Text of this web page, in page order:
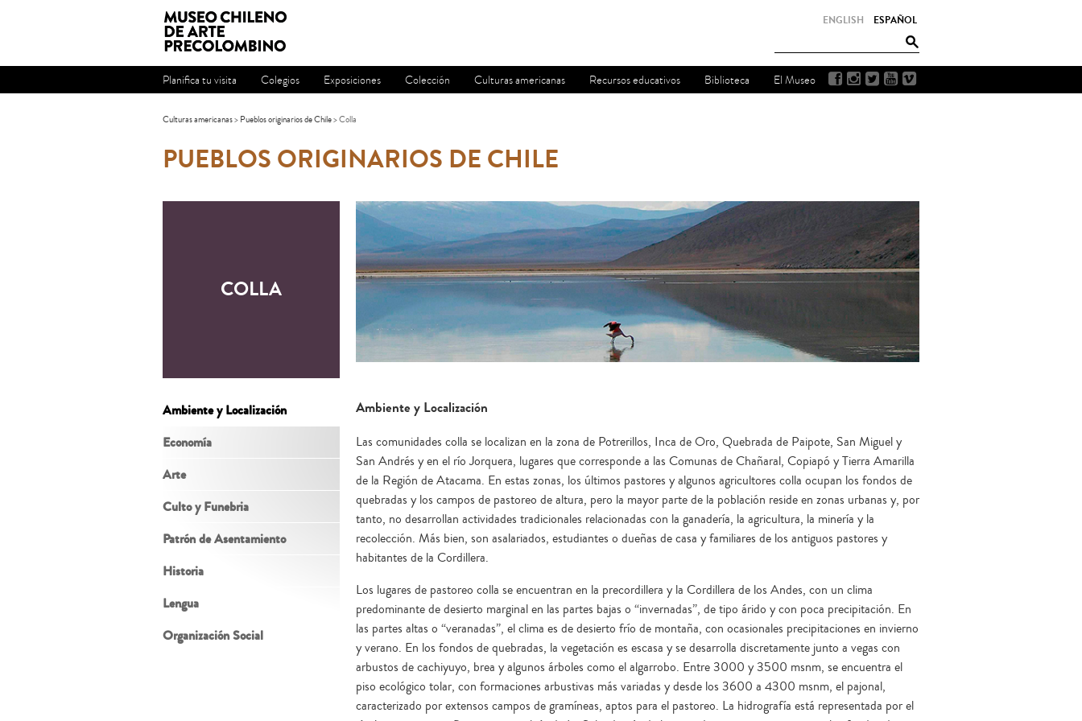
ESPAÑOL
ENGLISH
Planifica tu visita Colegios Exposiciones Colección Culturas americanas Recursos educativos Biblioteca El Museo
Culturas americanas> Pueblos originarios de Chile> Colla
PUEBLOS ORIGINARIOS DE CHILE
COLLA
Ambiente y Localización
Economía
Arte
Culto y Funebria
Patrón de Asentamiento
Historia
Lengua
Organización Social
Ambiente y Localización
Las comunidades colla se localizan en la zona de Potrerillos, Inca de Oro, Quebrada de Paipote, San Miguel y
San Andrés y en el río Jorquera, lugares que corresponde a las Comunas de Chañaral, Copiapó y Tierra Amarilla
de la Región de Atacama. En estas zonas, los últimos pastores y algunos agricultores colla ocupan los fondos de
quebradas y los campos de pastoreo de altura, pero la mayor parte de la población reside en zonas urbanas y, por
tanto, no desarrollan actividades tradicionales relacionadas con la ganadería, la agricultura, la minería y la
recolección. Más bien, son asalariados, estudiantes o dueñas de casa y familiares de los antiguos pastores y
habitantes de la Cordillera.
Los lugares de pastoreo colla se encuentran en la precordillera y la Cordillera de los Andes, con un clima
predominante de desierto marginal en las partes bajas o “invernadas”, de tipo árido y con poca precipitación. En
las partes altas o “veranadas”, el clima es de desierto frío de montaña, con ocasionales precipitaciones en invierno
y verano. En los fondos de quebradas, la vegetación es escasa y se desarrolla discretamente junto a vegas con
arbustos de cachiyuyo, brea y algunos árboles como el algarrobo. Entre 3000 y 3500 msnm, se encuentra el
piso ecológico tolar, con formaciones arbustivas más variadas y desde los 3600 a 4300 msnm, el pajonal,
caracterizado por extensos campos de gramíneas, aptos para el pastoreo. La hidrografía está representada por el